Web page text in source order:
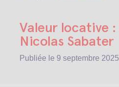
Valeur locative :
Nicolas Sabater
Publiée le 9 septembre 2025